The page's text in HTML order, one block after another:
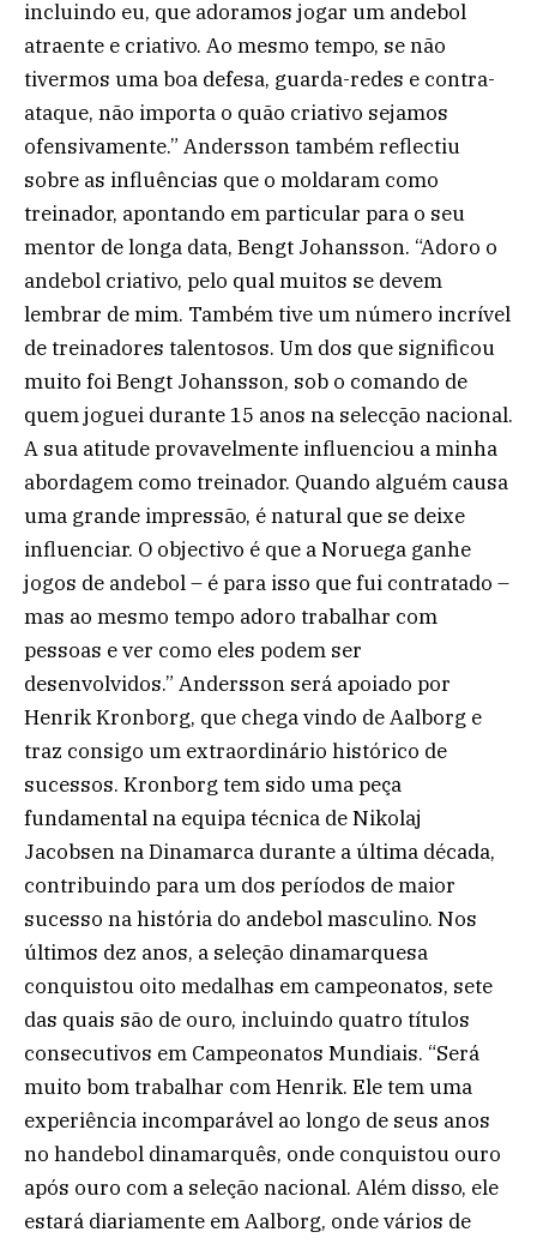
incluindo eu, que adoramos jogar um andebol
atraente e criativo. Ao mesmo tempo, se não
tivermos uma boa defesa, guarda-redes e contra-
ataque, não importa o quão criativo sejamos
ofensivamente.” Andersson também reflectiu
sobre as influências que o moldaram como
treinador, apontando em particular para o seu
mentor de longa data, Bengt Johansson. “Adoro o
andebol criativo, pelo qual muitos se devem
lembrar de mim. Também tive um número incrível
de treinadores talentosos. Um dos que significou
muito foi Bengt Johansson, sob o comando de
quem joguei durante 15 anos na selecção nacional.
A sua atitude provavelmente influenciou a minha
abordagem como treinador. Quando alguém causa
uma grande impressão, é natural que se deixe
influenciar. O objectivo é que a Noruega ganhe
jogos de andebol – é para isso que fui contratado –
mas ao mesmo tempo adoro trabalhar com
pessoas e ver como eles podem ser
desenvolvidos.” Andersson será apoiado por
Henrik Kronborg, que chega vindo de Aalborg e
traz consigo um extraordinário histórico de
sucessos. Kronborg tem sido uma peça
fundamental na equipa técnica de Nikolaj
Jacobsen na Dinamarca durante a última década,
contribuindo para um dos períodos de maior
sucesso na história do andebol masculino. Nos
últimos dez anos, a seleção dinamarquesa
conquistou oito medalhas em campeonatos, sete
das quais são de ouro, incluindo quatro títulos
consecutivos em Campeonatos Mundiais. “Será
muito bom trabalhar com Henrik. Ele tem uma
experiência incomparável ao longo de seus anos
no handebol dinamarquês, onde conquistou ouro
após ouro com a seleção nacional. Além disso, ele
estará diariamente em Aalborg, onde vários de